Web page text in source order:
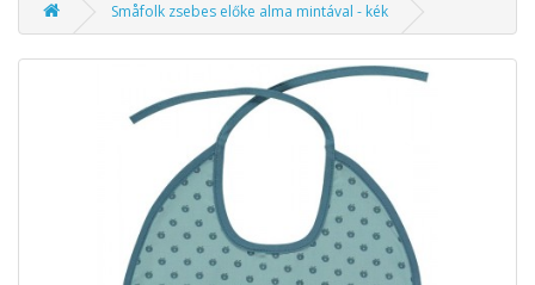
Småfolk zsebes előke alma mintával - kék